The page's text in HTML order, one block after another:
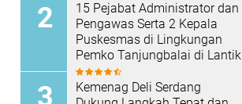
15 Pejabat Administrator dan
Pengawas Serta 2 Kepala
Puskesmas di Lingkungan
Pemko Tanjungbalai di Lantik
Kemenag Deli Serdang